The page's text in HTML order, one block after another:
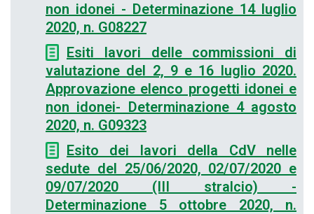
non idonei - Determinazione 14 luglio
2020, n. G08227
Esiti lavori delle commissioni di
valutazione del 2, 9 e 16 luglio 2020.
Approvazione elenco progetti idonei e
non idonei- Determinazione 4 agosto
2020, n. G09323
Esito dei lavori della CdV nelle
sedute del 25/06/2020, 02/07/2020 e
09/07/2020 (III stralcio) -
Determinazione 5 ottobre 2020, n.